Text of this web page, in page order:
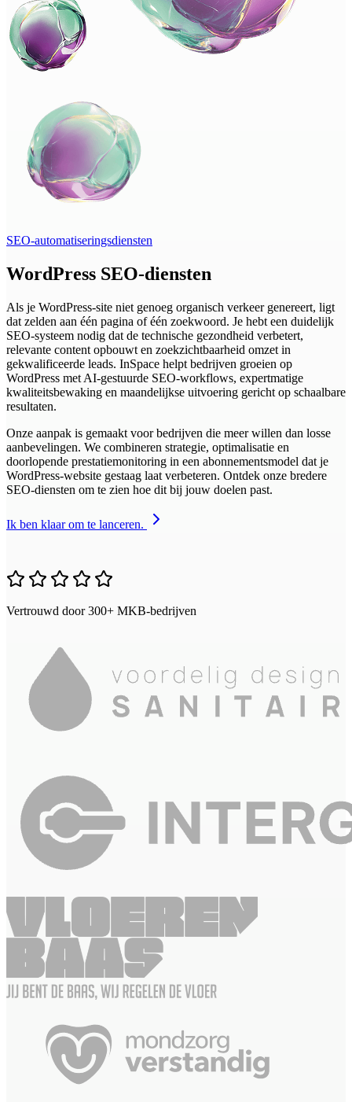
SEO-automatiseringsdiensten
WordPress SEO-diensten
Als je WordPress-site niet genoeg organisch verkeer genereert, ligt
dat zelden aan één pagina of één zoekwoord. Je hebt een duidelijk
SEO-systeem nodig dat de technische gezondheid verbetert,
relevante content opbouwt en zoekzichtbaarheid omzet in
gekwalificeerde leads. InSpace helpt bedrijven groeien op
WordPress met AI-gestuurde SEO-workflows, expertmatige
kwaliteitsbewaking en maandelijkse uitvoering gericht op schaalbare
resultaten.
Onze aanpak is gemaakt voor bedrijven die meer willen dan losse
aanbevelingen. We combineren strategie, optimalisatie en
doorlopende prestatiemonitoring in een abonnementsmodel dat je
WordPress-website gestaag laat verbeteren. Ontdek onze bredere
SEO-diensten om te zien hoe dit bij jouw doelen past.
Ik ben klaar om te lanceren.
Vertrouwd door 300+ MKB-bedrijven